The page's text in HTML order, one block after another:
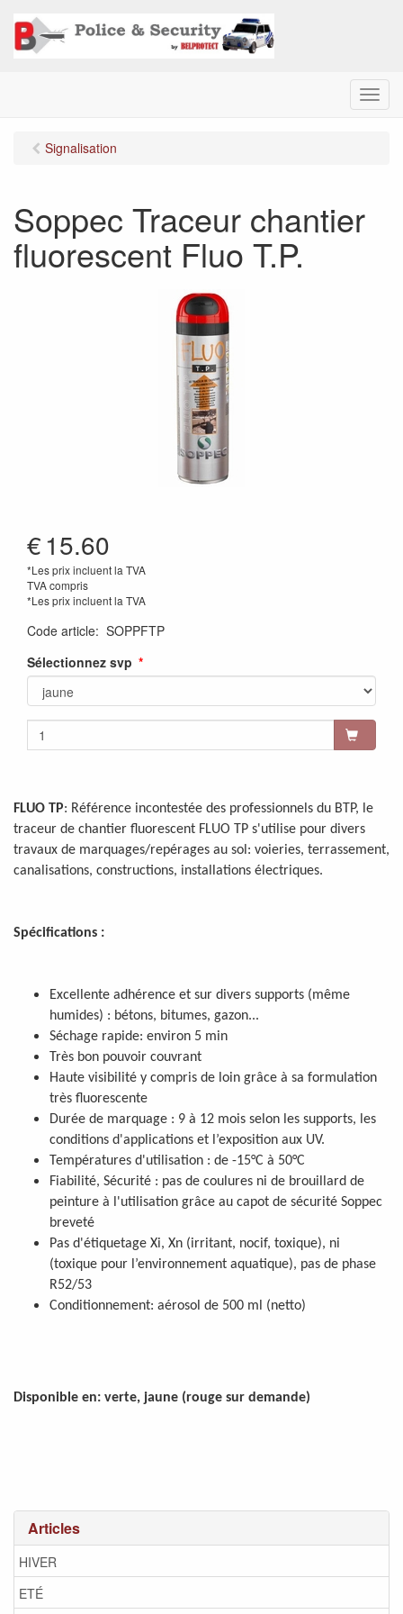
M
e
Articles
HIVER
ETÉ
Signalisation
Soppec Traceur chantier
fluorescent Fluo T.P.
€15.60
*Les prix incluent la TVA
TVA compris
*Les prix incluent la TVA
Code article: SOPPFTP
Sélectionnez svp
FLUO TP: Référence incontestée des professionnels du BTP, le
traceur de chantier fluorescent FLUO TP s'utilise pour divers
travaux de marquages/repérages au sol: voieries, terrassement,
canalisations, constructions, installations électriques.
Spécifications :
Excellente adhérence et sur divers supports (même
humides) : bétons, bitumes, gazon...
Séchage rapide: environ 5 min
Très bon pouvoir couvrant
Haute visibilité y compris de loin grâce à sa formulation
très fluorescente
Durée de marquage : 9 à 12 mois selon les supports, les
conditions d'applications et l’exposition aux UV.
Températures d'utilisation : de -15°C à 50°C
Fiabilité, Sécurité : pas de coulures ni de brouillard de
peinture à l'utilisation grâce au capot de sécurité Soppec
breveté
Pas d'étiquetage Xi, Xn (irritant, nocif, toxique), ni
(toxique pour l’environnement aquatique), pas de phase
R52/53
Conditionnement: aérosol de 500 ml (netto)
Disponible en: verte, jaune (rouge sur demande)